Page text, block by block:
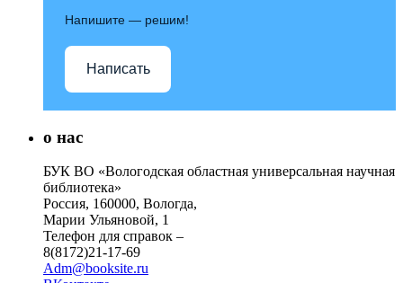
Напишите — решим!
Написать
о нас
БУК ВО «Вологодская областная универсальная научная
библиотека»
Россия, 160000, Вологда,
Марии Ульяновой, 1
Телефон для справок –
8(8172)21-17-69
Adm@booksite.ru